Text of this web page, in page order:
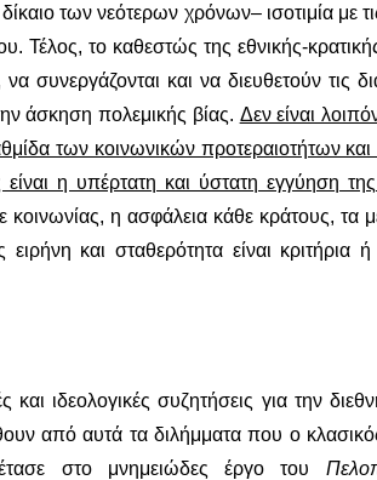
των νεότερων χρόνων– ισοτιμία με
Τέλος, το καθεστώς της εθνικής-
συνεργάζονται και να διευθετούν τις
άσκηση πολεμικής βίας. Δεν είναι
των κοινωνικών προτεραιοτήτων
η υπέρτατη και ύστατη εγγύηση
κοινωνίας, η ασφάλεια κάθε κράτους, τα
και σταθερότητα είναι κριτήρια
ιδεολογικές συζητήσεις για την
από αυτά τα διλήμματα που ο
στο μνημειώδες έργο του